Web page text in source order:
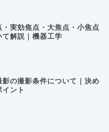
・実効焦点・大焦点・小焦点
て解説｜機器工学
影の撮影条件について｜決め
イント
ホーム